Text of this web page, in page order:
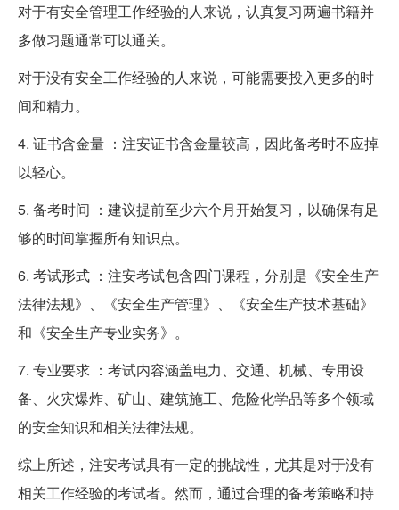
对于有安全管理工作经验的人来说，认真复习两遍书籍并
多做习题通常可以通关。
对于没有安全工作经验的人来说，可能需要投入更多的时
间和精力。
4. 证书含金量 ：注安证书含金量较高，因此备考时不应掉
以轻心。
5. 备考时间 ：建议提前至少六个月开始复习，以确保有足
够的时间掌握所有知识点。
6. 考试形式 ：注安考试包含四门课程，分别是《安全生产
法律法规》、《安全生产管理》、《安全生产技术基础》
和《安全生产专业实务》。
7. 专业要求 ：考试内容涵盖电力、交通、机械、专用设
备、火灾爆炸、矿山、建筑施工、危险化学品等多个领域
的安全知识和相关法律法规。
综上所述，注安考试具有一定的挑战性，尤其是对于没有
相关工作经验的考试者。然而，通过合理的备考策略和持